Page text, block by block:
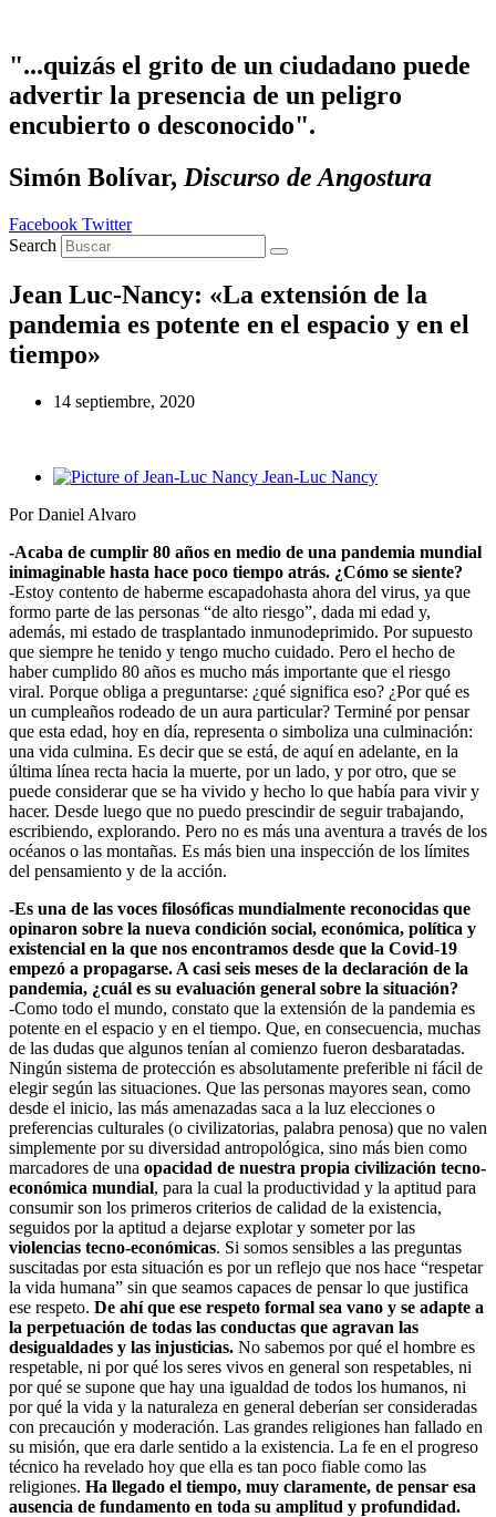
"...quizás el grito de un ciudadano puede
advertir la presencia de un peligro
encubierto o desconocido".
Simón Bolívar, Discurso de Angostura
Facebook Twitter
Search
Jean Luc-Nancy: «La extensión de la
pandemia es potente en el espacio y en el
tiempo»
14 septiembre, 2020
Jean-Luc Nancy
Por Daniel Alvaro
-Acaba de cumplir 80 años en medio de una pandemia mundial
inimaginable hasta hace poco tiempo atrás. ¿Cómo se siente?
-Estoy contento de haberme escapadohasta ahora del virus, ya que
formo parte de las personas “de alto riesgo”, dada mi edad y,
además, mi estado de trasplantado inmunodeprimido. Por supuesto
que siempre he tenido y tengo mucho cuidado. Pero el hecho de
haber cumplido 80 años es mucho más importante que el riesgo
viral. Porque obliga a preguntarse: ¿qué significa eso? ¿Por qué es
un cumpleaños rodeado de un aura particular? Terminé por pensar
que esta edad, hoy en día, representa o simboliza una culminación:
una vida culmina. Es decir que se está, de aquí en adelante, en la
última línea recta hacia la muerte, por un lado, y por otro, que se
puede considerar que se ha vivido y hecho lo que había para vivir y
hacer. Desde luego que no puedo prescindir de seguir trabajando,
escribiendo, explorando. Pero no es más una aventura a través de los
océanos o las montañas. Es más bien una inspección de los límites
del pensamiento y de la acción.
-Es una de las voces filosóficas mundialmente reconocidas que
opinaron sobre la nueva condición social, económica, política y
existencial en la que nos encontramos desde que la Covid-19
empezó a propagarse. A casi seis meses de la declaración de la
pandemia, ¿cuál es su evaluación general sobre la situación?
-Como todo el mundo, constato que la extensión de la pandemia es
potente en el espacio y en el tiempo. Que, en consecuencia, muchas
de las dudas que algunos tenían al comienzo fueron desbaratadas.
Ningún sistema de protección es absolutamente preferible ni fácil de
elegir según las situaciones. Que las personas mayores sean, como
desde el inicio, las más amenazadas saca a la luz elecciones o
preferencias culturales (o civilizatorias, palabra penosa) que no valen
simplemente por su diversidad antropológica, sino más bien como
marcadores de una opacidad de nuestra propia civilización tecno-
económica mundial, para la cual la productividad y la aptitud para
consumir son los primeros criterios de calidad de la existencia,
seguidos por la aptitud a dejarse explotar y someter por las
violencias tecno-económicas. Si somos sensibles a las preguntas
suscitadas por esta situación es por un reflejo que nos hace “respetar
la vida humana” sin que seamos capaces de pensar lo que justifica
ese respeto. De ahí que ese respeto formal sea vano y se adapte a
la perpetuación de todas las conductas que agravan las
desigualdades y las injusticias. No sabemos por qué el hombre es
respetable, ni por qué los seres vivos en general son respetables, ni
por qué se supone que hay una igualdad de todos los humanos, ni
por qué la vida y la naturaleza en general deberían ser consideradas
con precaución y moderación. Las grandes religiones han fallado en
su misión, que era darle sentido a la existencia. La fe en el progreso
técnico ha revelado hoy que ella es tan poco fiable como las
religiones. Ha llegado el tiempo, muy claramente, de pensar esa
ausencia de fundamento en toda su amplitud y profundidad.